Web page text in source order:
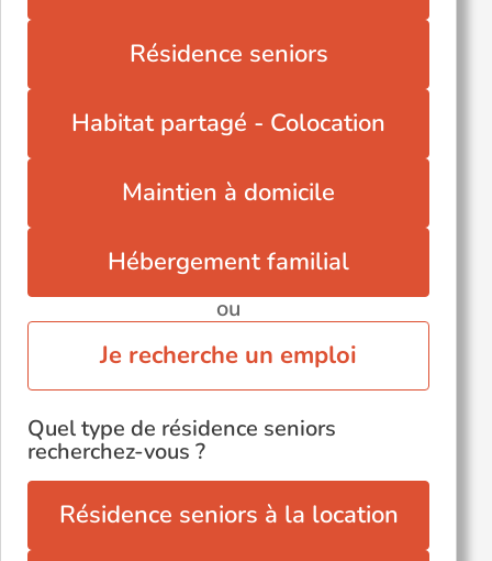
Saint-Vivien-de-Monségur (33580)
Résidence seniors
Habitat partagé - Colocation
Maintien à domicile
Hébergement familial
ou
Je recherche un emploi
Quel type de résidence seniors
recherchez-vous ?
Résidence seniors à la location